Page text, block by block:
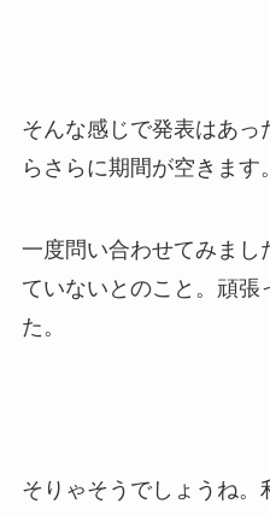
そんな感じで発表はあ
らさらに期間が空きます
一度問い合わせてみまし
ていないとのこと。頑張
た。
そりゃそうでしょうね。